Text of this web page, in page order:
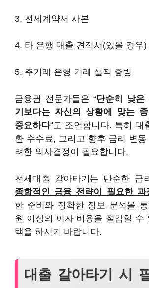
3. 전세계약서 사본
4. 타 은행 대출 견적서(있을 경우)
5. 주거래 은행 거래 실적 증빙
금융권 전문가들은 “단순히 낮은
기보다는 자신의 상황에 맞는 종
중요하다“고 조언합니다. 특히 대
환 수수료, 그리고 향후 금리 변동
려한 의사결정이 필요합니다.
전세대출 갈아타기는 단순한 금
종합적인 금융 전략이 필요한 과
한 준비와 정확한 정보 분석을
원 이상의 이자 비용을 절감할 수
택을 하시기 바랍니다.
대출 갈아타기 시